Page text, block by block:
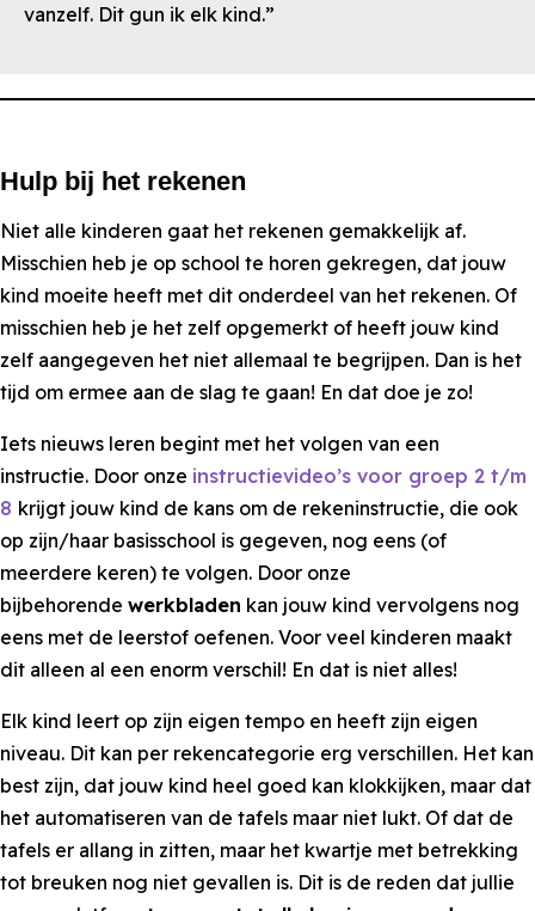
vanzelf. Dit gun ik elk kind.”
Hulp bij het rekenen
Niet alle kinderen gaat het rekenen gemakkelijk af.
Misschien heb je op school te horen gekregen, dat jouw
kind moeite heeft met dit onderdeel van het rekenen. Of
misschien heb je het zelf opgemerkt of heeft jouw kind
zelf aangegeven het niet allemaal te begrijpen. Dan is het
tijd om ermee aan de slag te gaan! En dat doe je zo!
Iets nieuws leren begint met het volgen van een
instructie. Door onze instructievideo’s voor groep 2 t/m
8 krijgt jouw kind de kans om de rekeninstructie, die ook
op zijn/haar basisschool is gegeven, nog eens (of
meerdere keren) te volgen. Door onze
bijbehorende werkbladen kan jouw kind vervolgens nog
eens met de leerstof oefenen. Voor veel kinderen maakt
dit alleen al een enorm verschil! En dat is niet alles!
Elk kind leert op zijn eigen tempo en heeft zijn eigen
niveau. Dit kan per rekencategorie erg verschillen. Het kan
best zijn, dat jouw kind heel goed kan klokkijken, maar dat
het automatiseren van de tafels maar niet lukt. Of dat de
tafels er allang in zitten, maar het kwartje met betrekking
tot breuken nog niet gevallen is. Dit is de reden dat jullie